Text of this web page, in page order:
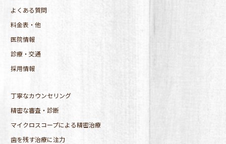
よくある質問
料金表・他
医院情報
診療・交通
採用情報
丁寧なカウンセリング
精密な審査・診断
マイクロスコープによる精密治療
歯を残す治療に注力